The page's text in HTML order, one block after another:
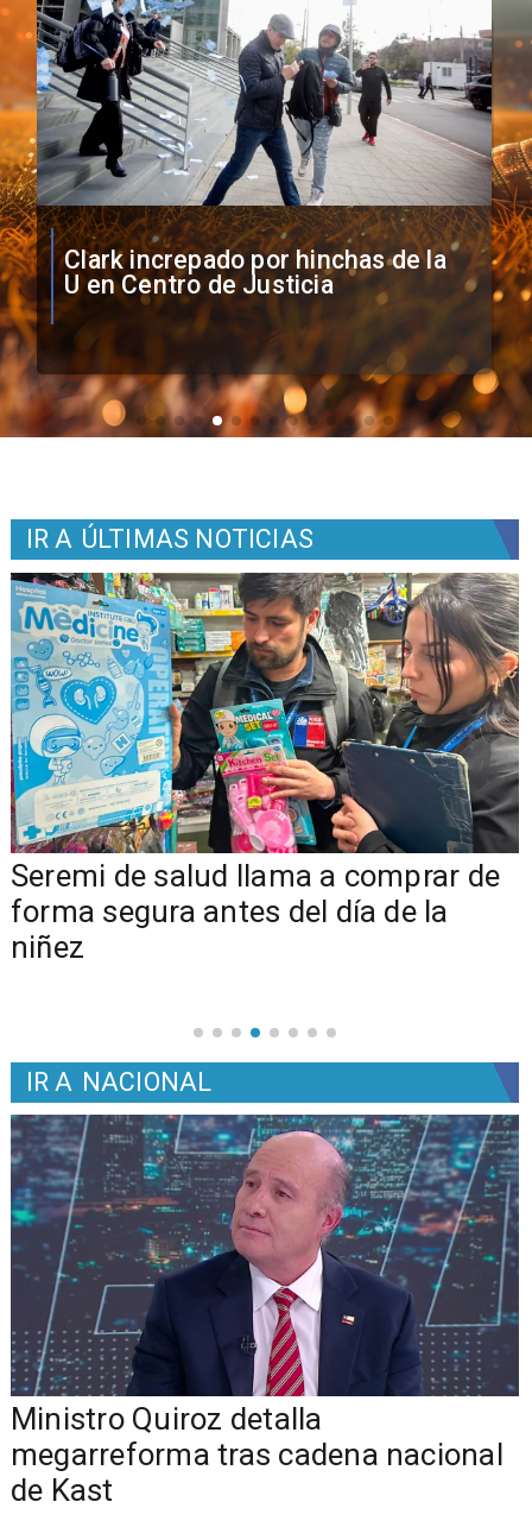
Vozinha firma contrato con Colo
Colo como nuevo arquero
IR A ÚLTIMAS NOTICIAS
​​Seremi de salud llama a comprar de
forma segura antes del día de la
niñez
IR A NACIONAL
Ministro Quiroz detalla
megarreforma tras cadena nacional
de Kast